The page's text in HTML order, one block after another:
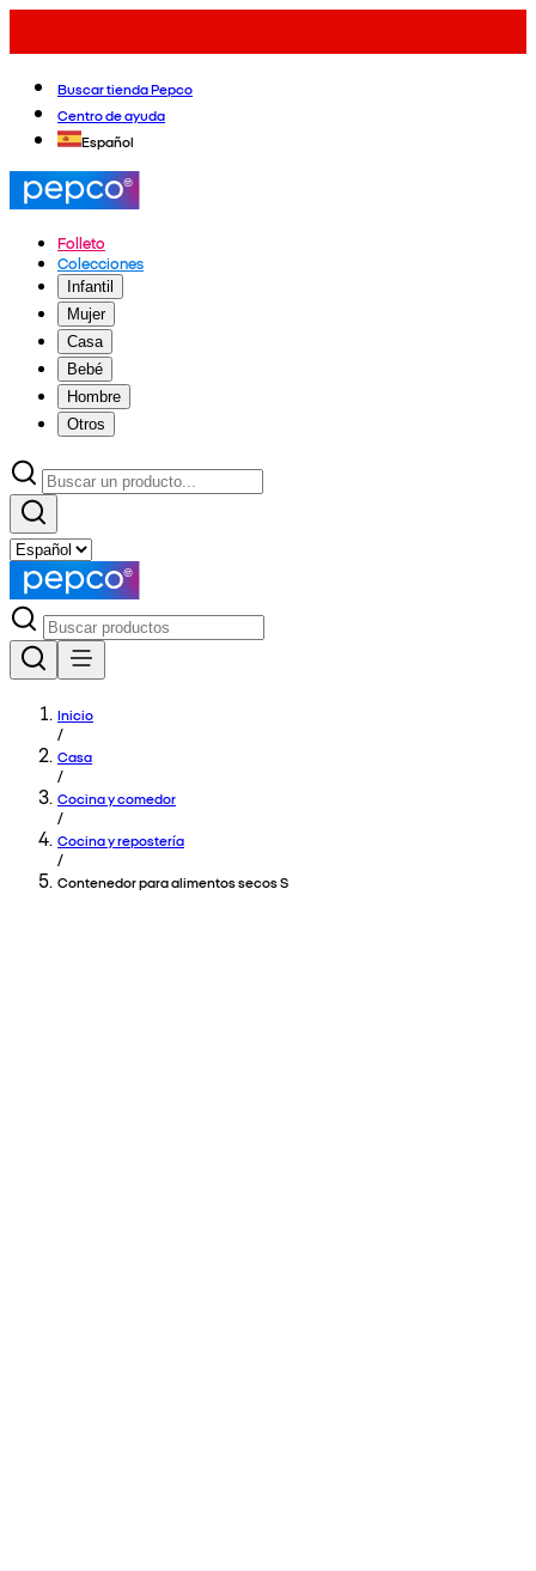
Buscar tienda Pepco
Centro de ayuda
Español
Folleto
Colecciones
Infantil
Mujer
Casa
Bebé
Hombre
Otros
Inicio
/
Casa
/
Cocina y comedor
/
Cocina y repostería
/
Contenedor para alimentos secos S